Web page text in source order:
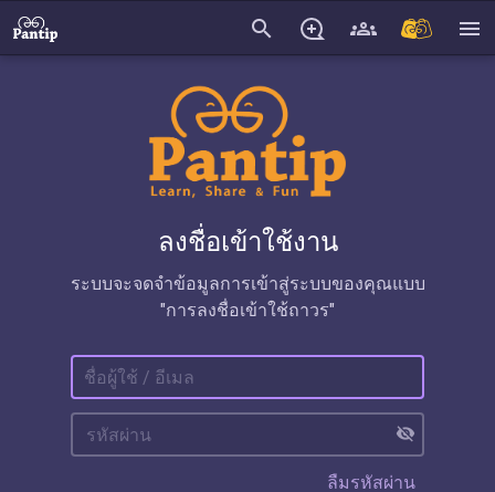
search menu
ลงชื่อเข้าใช้งาน
ระบบจะจดจำข้อมูลการเข้าสู่ระบบของคุณแบบ
"การลงชื่อเข้าใช้ถาวร"
visibility_off
ลืมรหัสผ่าน